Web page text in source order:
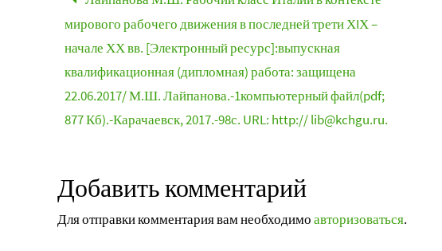
мирового рабочего движения в последней трети ХIХ –
начале ХХ вв. [Электронный ресурс]:выпускная
квалификационная (дипломная) работа: защищена
22.06.2017/ М.Ш. Лайпанова.-1компьютерный файл(pdf;
877 Кб).-Карачаевск, 2017.-98с. URL: http:// lib@kchgu.ru.
Добавить комментарий
Для отправки комментария вам необходимоавторизоваться.